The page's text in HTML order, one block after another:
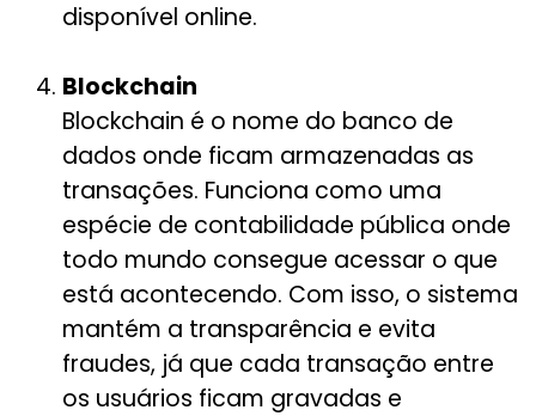
disponível online.
Blockchain
Blockchain é o nome do banco de
dados onde ficam armazenadas as
transações. Funciona como uma
espécie de contabilidade pública onde
todo mundo consegue acessar o que
está acontecendo. Com isso, o sistema
mantém a transparência e evita
fraudes, já que cada transação entre
os usuários ficam gravadas e